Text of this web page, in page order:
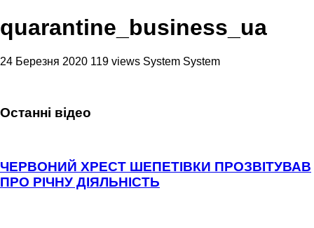
quarantine_business_ua
24 Березня 2020 119 views System System
Останні відео
ЧЕРВОНИЙ ХРЕСТ ШЕПЕТІВКИ ПРОЗВІТУВАВ
ПРО РІЧНУ ДІЯЛЬНІСТЬ